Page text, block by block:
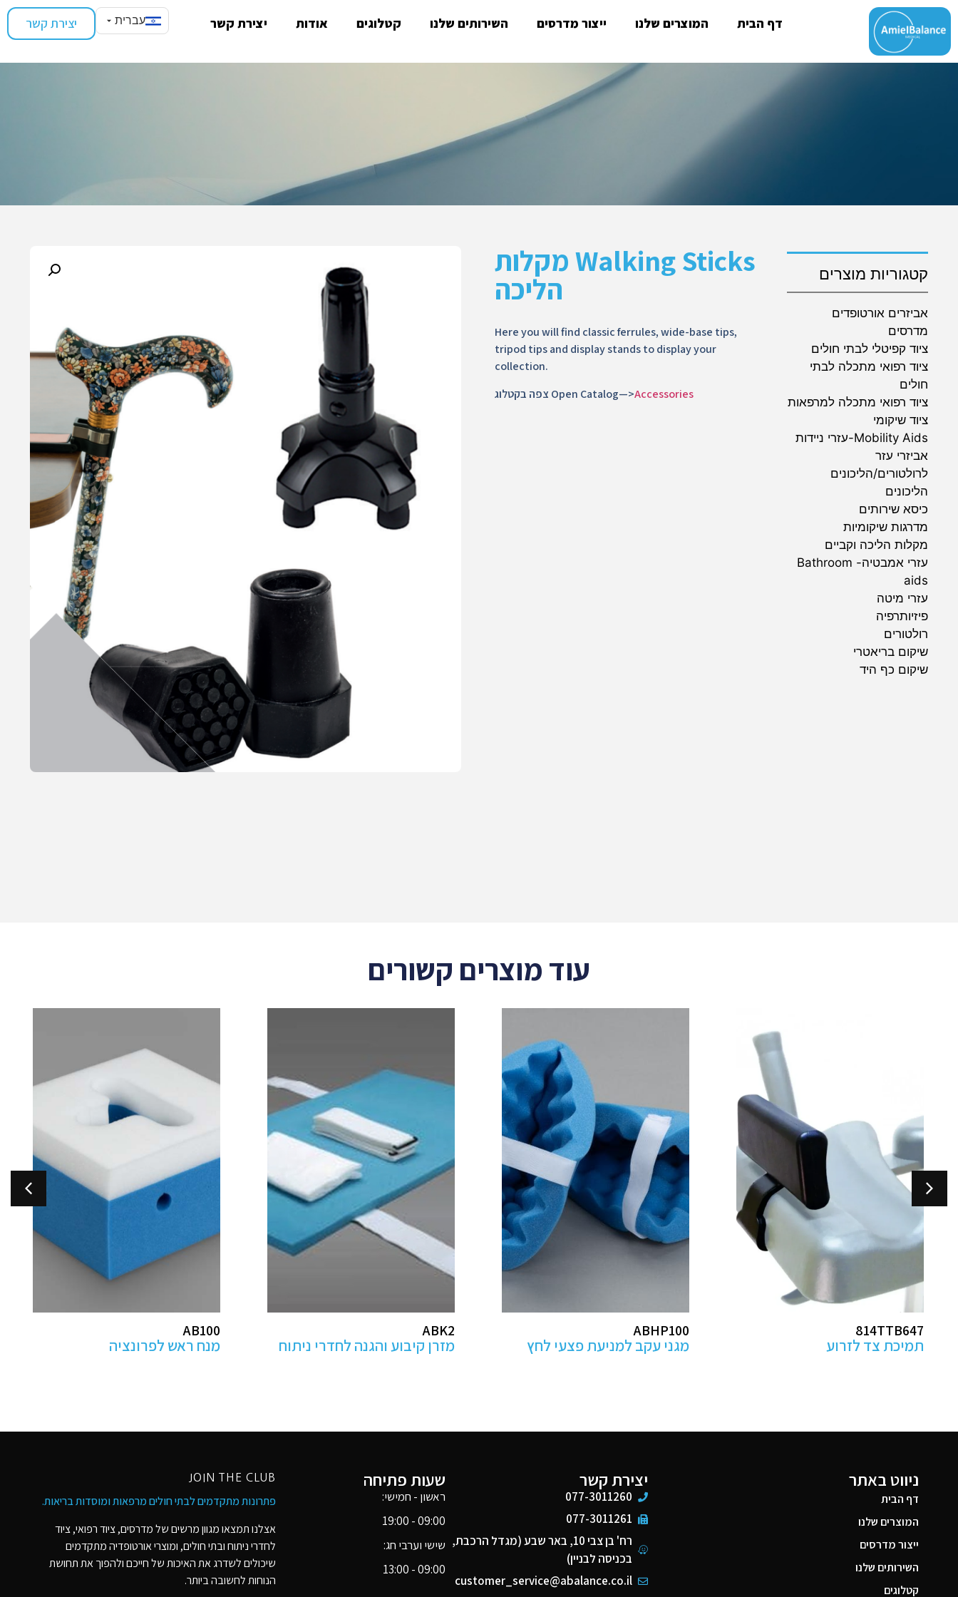
דף הבית המוצרים שלנו ייצור מדרסים השירותים שלנו קטלוגים אודות יצירת קשר יצירת קשר עברית
קטגוריות מוצרים
אביזרים אורטופדים
מדרסים
ציוד קפיטלי לבתי חולים
ציוד רפואי מתכלה לבתי
חולים
ציוד רפואי מתכלה למרפאות
ציוד שיקומי
Mobility Aids-עזרי ניידות
אביזרי עזר
לרולטורים/הליכונים
הליכונים
כיסא שירותים
מדרגות שיקומיות
מקלות הליכה וקביים
עזרי אמבטיה- Bathroom
aids
עזרי מיטה
פיזיותרפיה
רולטורים
שיקום בריאטרי
שיקום כף היד
Walking Sticks מקלות
הליכה
Here you will find classic ferrules, wide-base tips,
tripod tips and display stands to display your
collection.
צפה בקטלוג Open Catalog—>Accessories
עוד מוצרים קשורים
ABHP100
מגני עקב למניעת פצעי לחץ
ABK2
מזרן קיבוע והגנה לחדרי ניתוח
AB100
מנח ראש לפרונציה
מקבילים מתכווננים
לפיזיותרפיה- בהתאמה אישית
ניווט באתר
דף הבית
המוצרים שלנו
ייצור מדרסים
השירותים שלנו
קטלוגים
יצירת קשר
077-3011260
077-3011261
רח' בן צבי 10, באר שבע (מגדל הרכבת,
בכניסה לבניין)
customer_service@abalance.co.il
שעות פתיחה
ראשון - חמישי:
09:00 - 19:00
שישי וערבי חג:
09:00 - 13:00
JOIN THE CLUB
פתרונות מתקדמים לבתי חולים מרפאות ומוסדות בריאות​.
אצלנו תמצאו מגוון מרשים של מדרסים, ציוד רפואי, ציוד
לחדרי ניתוח ובתי חולים, ומוצרי אורטופדיה מתקדמים
שיכולים לשדרג את האיכות של חייכם ולהפוך את תחושת
הנוחות לחשובה ביותר.